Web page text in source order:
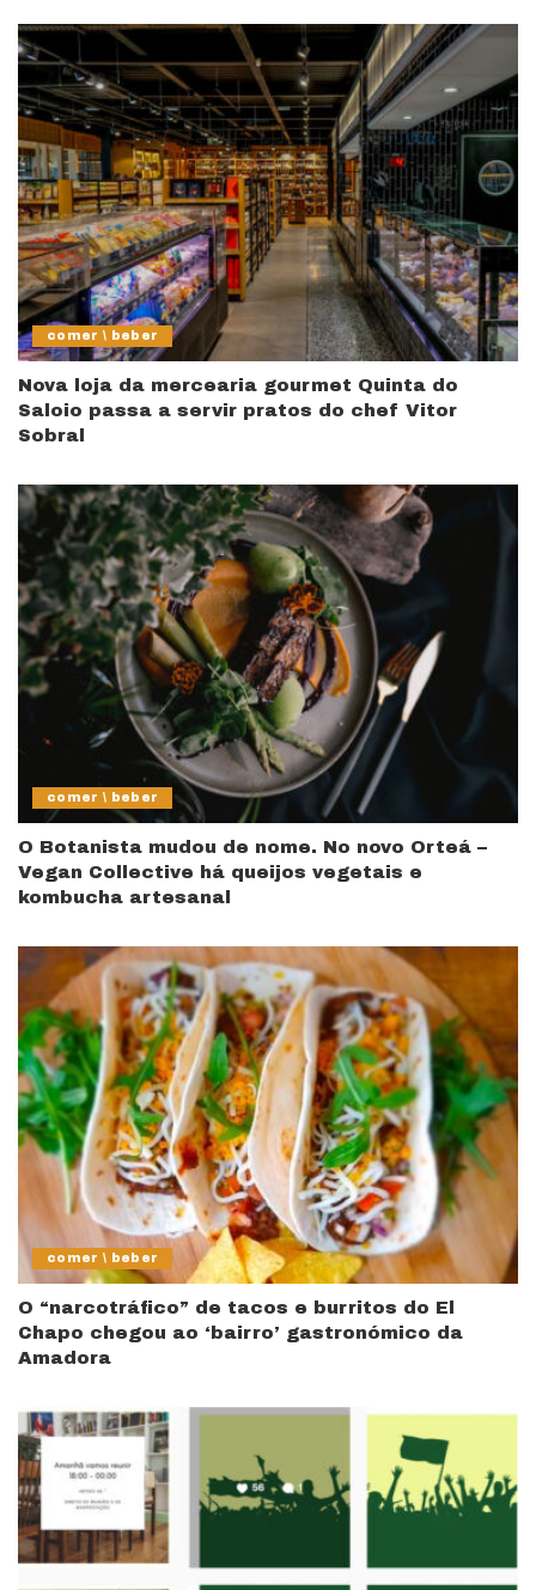
comer \ beber
Nova loja da mercearia gourmet Quinta do
Saloio passa a servir pratos do chef Vitor
Sobral
comer \ beber
O Botanista mudou de nome. No novo Orteá –
Vegan Collective há queijos vegetais e
kombucha artesanal
comer \ beber
O “narcotráfico” de tacos e burritos do El
Chapo chegou ao ‘bairro’ gastronómico da
Amadora